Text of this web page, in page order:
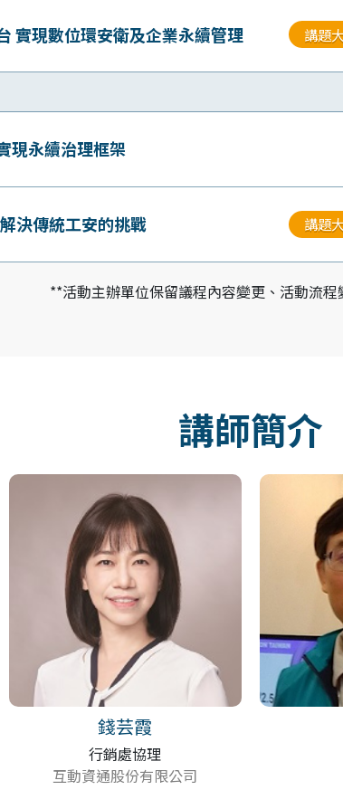
實現數位環安衛及企業永續管理 講題
現永續治理框架
決傳統工安的挑戰 講題
**活動主辦單位保留議程內容變更、活動流
講師簡介
錢芸霞
行銷處協理
互動資通股份有限公司